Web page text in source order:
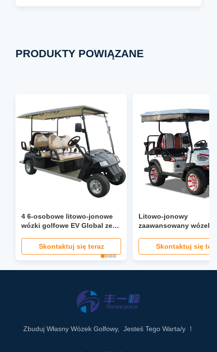
PRODUKTY POWIĄZANE
4 6-osobowe litowo-jonowe
wózki golfowe EV Global ze
prędkości 40 mil na godzinę
Składane siedzisko Reflektor
Skontaktuj się teraz
Litowo-jonowy
zaawansowany wózek
Niestandardowy
Skontaktuj się
Zbuduj Własny Wózek Golfowy, Jesteś Tego Warta/y ！